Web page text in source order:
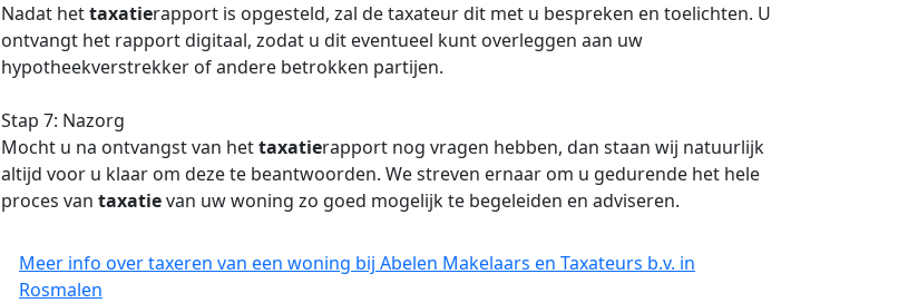
Nadat hettaxatierapport is opgesteld, zal de taxateur dit met u bespreken en toelichten. U
ontvangt het rapport digitaal, zodat u dit eventueel kunt overleggen aan uw
hypotheekverstrekker of andere betrokken partijen.
Stap 7: Nazorg
Mocht u na ontvangst van hettaxatierapport nog vragen hebben, dan staan wij natuurlijk
altijd voor u klaar om deze te beantwoorden. We streven ernaar om u gedurende het hele
proces van taxatievan uw woning zo goed mogelijk te begeleiden en adviseren.
Meer info over taxeren van een woning bij Abelen Makelaars en Taxateurs b.v. in
Rosmalen